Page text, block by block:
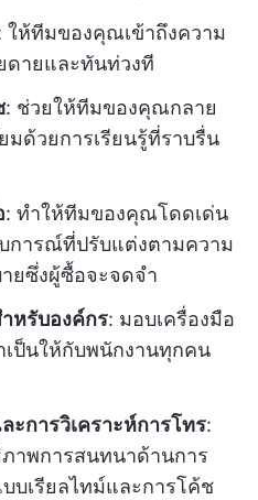
ให้ทีมของคุณเข้าถึงความ
ดายและทันท่วงที
: ช่วยให้ทีมของคุณกลาย
มด้วยการเรียนรู้ที่ราบรื่น
: ทำให้ทีมของคุณโดดเด่น
การณ์ที่ปรับแต่งตามความ
ยซึ่งผู้ซื้อจะจดจำ
ำหรับองค์กร: มอบเครื่องมือ
เป็นให้กับพนักงานทุกคน
การวิเคราะห์การโทร:
าพการสนทนาด้านการ
บเรียลไทม์และการโค้ช